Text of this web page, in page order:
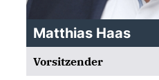
Matthias Haas
Vorsitzender